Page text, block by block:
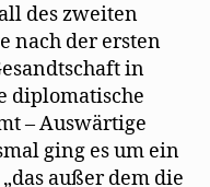
des zweiten
nach der ersten
in
diplomatische
– Auswärtige
ging es um ein
außer dem die